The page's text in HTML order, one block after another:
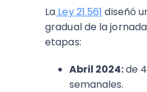
La Ley 21.561 diseñó
gradual de la
etapas:
Abril 2024:de
semanales.